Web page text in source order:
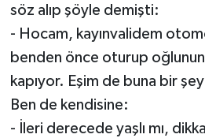
söz alıp şöyle demişti:
- Hocam, kayınvalidem
benden önce oturup oğlunun
kapıyor. Eşim de buna bir
Ben de kendisine:
- İleri derecede yaşlı mı,